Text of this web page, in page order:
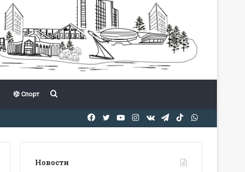
Спорт Іздеу
TikTok
Telegram
vk.com
Instagram
YouTube
Twitter
Facebook
Новости